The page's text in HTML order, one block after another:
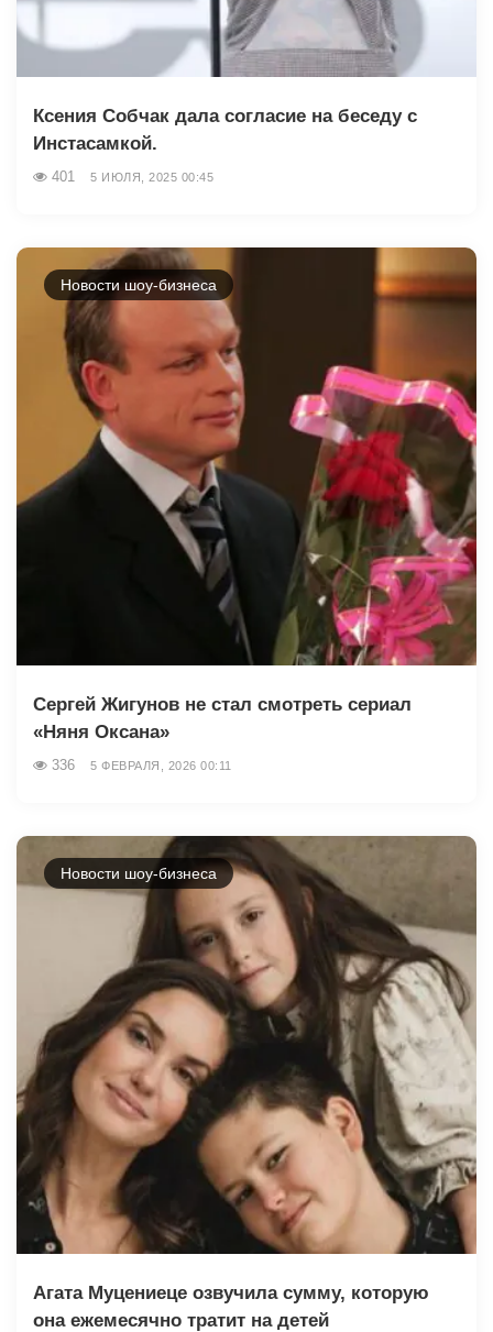
Ксения Собчак дала согласие на беседу с
Инстасамкой.
401 5 ИЮЛЯ, 2025 00:45
Новости шоу-бизнеса
Сергей Жигунов не стал смотреть сериал
«Няня Оксана»
336 5 ФЕВРАЛЯ, 2026 00:11
Новости шоу-бизнеса
Агата Муцениеце озвучила сумму, которую
она ежемесячно тратит на детей